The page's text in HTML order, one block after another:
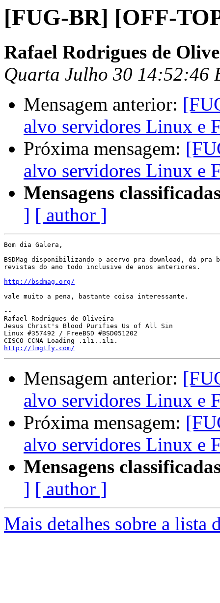
[FUG-BR] [OFF-
Rafael Rodrigues de
Quarta Julho 30 14:52:46
Mensagem anterior:
alvo servidores Linux e
Próxima mensagem:
alvo servidores Linux e
Mensagens
] [ author ]
Bom dia Galera,
BSDMag disponibilizando o acervo pra download, dá pra
revistas do ano todo inclusive de anos anteriores.
http://bsdmag.org/
vale muito a pena, bastante coisa interessante.
--
Rafael Rodrigues de Oliveira
Jesus Christ's Blood Purifies Us of All Sin
Linux #357492 / FreeBSD #BSD051202
http://lmgtfy.com/
Mensagem anterior:
alvo servidores Linux e
Próxima mensagem:
alvo servidores Linux e
Mensagens
] [ author ]
Mais detalhes sobre a lista